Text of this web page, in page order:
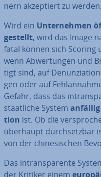
nern ak­zep­tiert zu werden.
Wird ein Un­ter­neh­men
gestellt, wird das Image
fatal können sich Scoring
wenn Ab­wer­tun­gen und
tigt sind, auf
gen oder auf
Gefahr, dass das
staat­li­che System
ti­on ist. Ob die
überhaupt durch­setz­bar
von der chi­ne­si­schen
Das in­trans­pa­ren­te
der Kritiker einem